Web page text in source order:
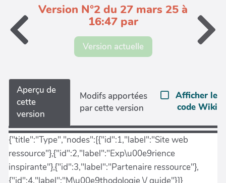
Version N°2 du 27 mars 25 à
16:47 par
Version actuelle
Aperçu de
cette
version
Modifs apportées
par cette version
Afficher le
code Wiki